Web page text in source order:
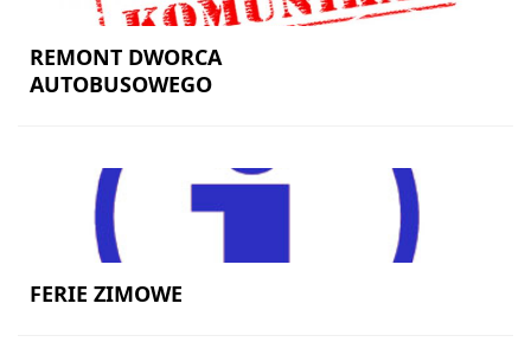
REMONT DWORCA
AUTOBUSOWEGO
FERIE ZIMOWE